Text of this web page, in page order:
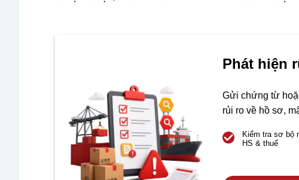
Phát hiện
Gửi chứng từ
rủi ro về hồ sơ,
Kiểm tra sơ bộ
HS & thuế